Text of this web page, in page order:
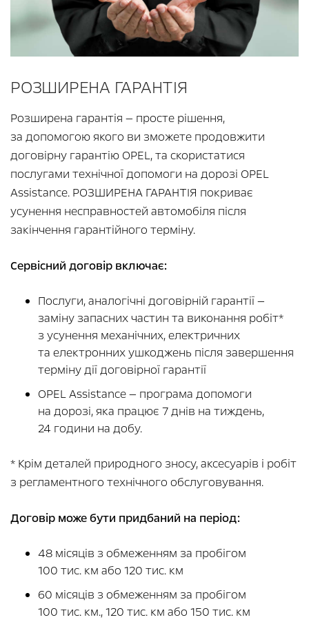
РОЗШИРЕНА ГАРАНТІЯ
Розширена гарантія — просте рішення,
за допомогою якого ви зможете продовжити
договірну гарантію OPEL, та скористатися
послугами технічної допомоги на дорозі OPEL
Assistance. РОЗШИРЕНА ГАРАНТІЯ покриває
усунення несправностей автомобіля після
закінчення гарантійного терміну.
Сервісний договір включає:
Послуги, аналогічні договірній гарантії —
заміну запасних частин та виконання робіт*
з усунення механічних, електричних
та електронних ушкоджень після завершення
терміну дії договірної гарантії
OPEL Assistance — програма допомоги
на дорозі, яка працює 7 днів на тиждень,
24 години на добу.
* Крім деталей природного зносу, аксесуарів і робіт
з регламентного технічного обслуговування.
Договір може бути придбаний на період:
48 місяців з обмеженням за пробігом
100 тис. км або 120 тис. км
60 місяців з обмеженням за пробігом
100 тис. км., 120 тис. км або 150 тис. км